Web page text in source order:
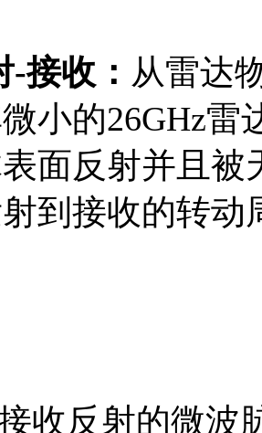
接收： 从雷达
小的26GHz
面反射并且被
到接收的转
反射的微波